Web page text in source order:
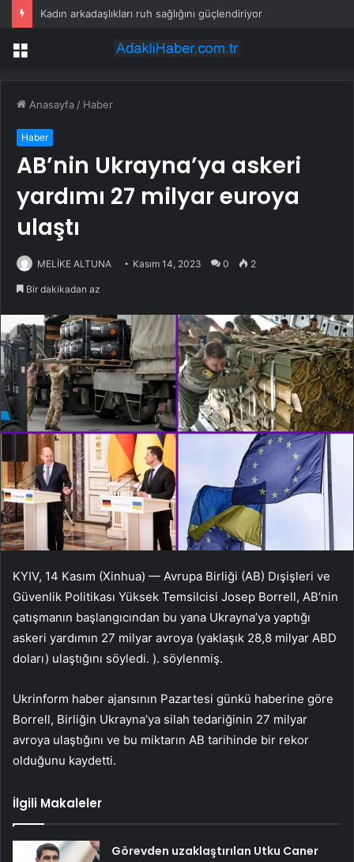
Kadın arkadaşlıkları ruh sağlığını güçlendiriyor
Menü
Anasayfa / Haber
Haber
AB’nin Ukrayna’ya askeri
yardımı 27 milyar euroya
ulaştı
MELİKE ALTUNA Kasım 14, 2023 0 2
Bir dakikadan az
KYIV, 14 Kasım (Xinhua) — Avrupa Birliği (AB) Dışişleri ve
Güvenlik Politikası Yüksek Temsilcisi Josep Borrell, AB’nin
çatışmanın başlangıcından bu yana Ukrayna’ya yaptığı
askeri yardımın 27 milyar avroya (yaklaşık 28,8 milyar ABD
doları) ulaştığını söyledi. ). söylenmiş.
Ukrinform haber ajansının Pazartesi günkü haberine göre
Borrell, Birliğin Ukrayna’ya silah tedariğinin 27 milyar
avroya ulaştığını ve bu miktarın AB tarihinde bir rekor
olduğunu kaydetti.
İlgili Makaleler
Görevden uzaklaştırılan Utku Caner